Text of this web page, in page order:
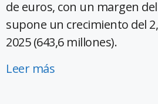
de euros, con un margen
supone un crecimiento del
2025 (643,6 millones).
Leer más